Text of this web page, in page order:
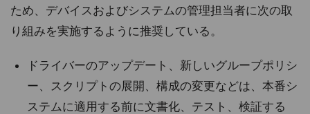
ため、デバイスおよびシステムの管理担当者に次の取
り組みを実施するように推奨している。
ドライバーのアップデート、新しいグループポリシ
ー、スクリプトの展開、構成の変更などは、本番シ
ステムに適用する前に文書化、テスト、検証する